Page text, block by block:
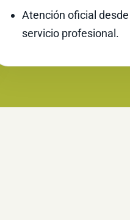
Atención oficial
servicio profesional.